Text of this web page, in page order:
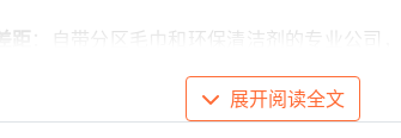
距 ：自带分区毛巾和环保清洁剂的专业公司
绝大多数正规公司不接1小时单，因为路上时
展开阅读全文